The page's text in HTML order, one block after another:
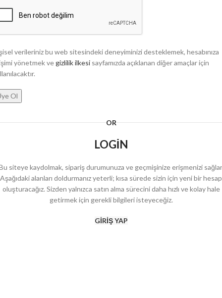
verileriniz bu web sitesindeki deneyiminizi desteklemek, hesabınıza
yönetmek ve gizlilik ilkesi sayfamızda açıklanan diğer amaçlar için
Ol
OR
LOGIN
siteye kaydolmak, sipariş durumunuza ve geçmişinize erişmenizi
Aşağıdaki alanları doldurmanız yeterli; kısa sürede sizin için yeni bir hesap
oluşturacağız. Sizden yalnızca satın alma sürecini daha hızlı ve kolay hale
getirmek için gerekli bilgileri isteyeceğiz.
GIRIŞ YAP